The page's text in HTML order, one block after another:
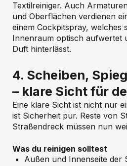
Textilreiniger. Auch
und Oberflächen verdienen
einem Cockpitspray, welches
Innenraum optisch aufwertet
Duft hinterlässt.
4. Scheiben,
– klare Sicht für
Eine klare Sicht ist nicht nur
ist Sicherheit pur. Reste von
Straßendreck müssen nun
Was du reinigen solltest
Außen und Innenseite der